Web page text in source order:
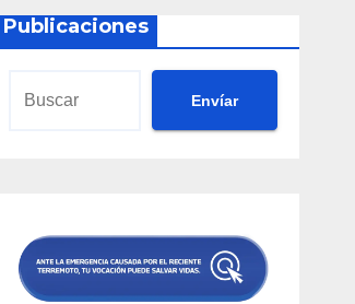
Publicaciones
Envíar